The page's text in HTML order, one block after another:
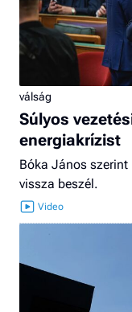
válság
Súlyos
energiakrízist
Bóka János
vissza beszél.